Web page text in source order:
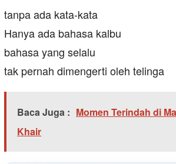
tanpa ada kata-kata
Hanya ada bahasa kalbu
bahasa yang selalu
tak pernah dimengerti oleh telinga
Baca Juga : Momen Terindah di
Khair